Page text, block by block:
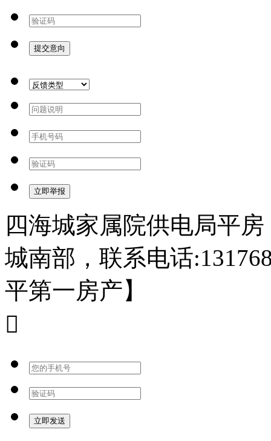
四海城家属院供电局平
城南部，联系电话
平第一房产】
